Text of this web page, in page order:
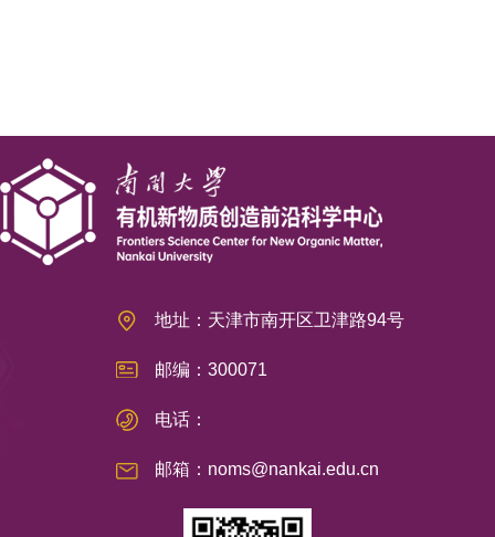
地址：天津市南开区卫津路94号
邮编：300071
电话：
邮箱：noms@nankai.edu.cn